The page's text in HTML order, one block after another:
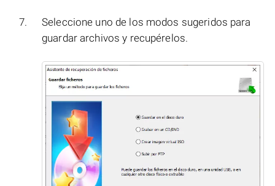
Seleccione uno de los modos sugeridos para
guardar archivos y recupérelos.